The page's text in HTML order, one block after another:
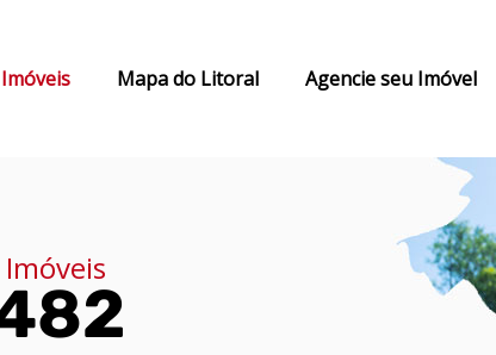
Imóveis Mapa do Litoral Agencie seu Imóvel